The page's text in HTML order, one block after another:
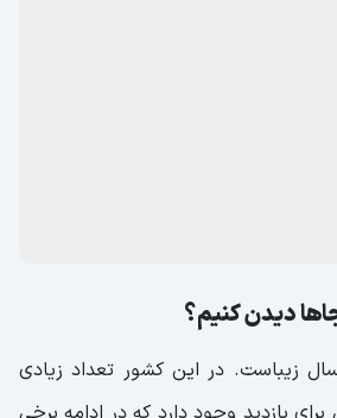
دیدن کنیم؟
زیباست. در این کشور تعداد زیادی